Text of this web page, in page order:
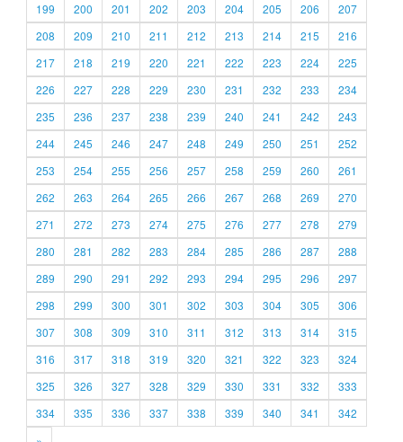
199
200 201 202 203 204 205 206
207
208
209 210 211 212 213 214 215
216
217
218 219 220 221 222 223 224
225
226
227 228 229 230 231 232 233
234
235
236 237 238 239 240 241 242
243
244
245 246 247 248 249 250 251
252
253
254 255 256 257 258 259 260
261
262
263 264 265 266 267 268 269
270
271
272 273 274 275 276 277 278
279
280
281 282 283 284 285 286 287
288
289
290 291 292 293 294 295 296
297
298
299 300 301 302 303 304 305
306
307
308 309 310 311 312 313 314
315
316
317 318 319 320 321 322 323
324
325
326 327 328 329 330 331 332
333
334
335 336 337 338 339 340 341
342